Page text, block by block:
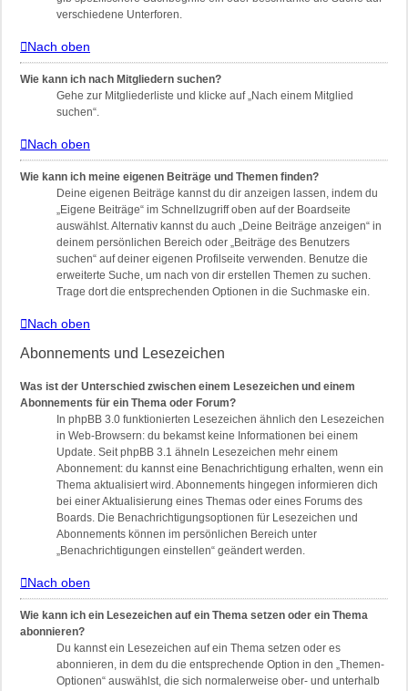
verschiedene Unterforen.
Nach oben
Wie kann ich nach Mitgliedern suchen?
Gehe zur Mitgliederliste und klicke auf „Nach einem Mitglied
suchen“.
Nach oben
Wie kann ich meine eigenen Beiträge und Themen finden?
Deine eigenen Beiträge kannst du dir anzeigen lassen, indem du
„Eigene Beiträge“ im Schnellzugriff oben auf der Boardseite
auswählst. Alternativ kannst du auch „Deine Beiträge anzeigen“ in
deinem persönlichen Bereich oder „Beiträge des Benutzers
suchen“ auf deiner eigenen Profilseite verwenden. Benutze die
erweiterte Suche, um nach von dir erstellen Themen zu suchen.
Trage dort die entsprechenden Optionen in die Suchmaske ein.
Nach oben
Abonnements und Lesezeichen
Was ist der Unterschied zwischen einem Lesezeichen und einem
Abonnements für ein Thema oder Forum?
In phpBB 3.0 funktionierten Lesezeichen ähnlich den Lesezeichen
in Web-Browsern: du bekamst keine Informationen bei einem
Update. Seit phpBB 3.1 ähneln Lesezeichen mehr einem
Abonnement: du kannst eine Benachrichtigung erhalten, wenn ein
Thema aktualisiert wird. Abonnements hingegen informieren dich
bei einer Aktualisierung eines Themas oder eines Forums des
Boards. Die Benachrichtigungsoptionen für Lesezeichen und
Abonnements können im persönlichen Bereich unter
„Benachrichtigungen einstellen“ geändert werden.
Nach oben
Wie kann ich ein Lesezeichen auf ein Thema setzen oder ein Thema
abonnieren?
Du kannst ein Lesezeichen auf ein Thema setzen oder es
abonnieren, in dem du die entsprechende Option in den „Themen-
Optionen“ auswählst, die sich normalerweise ober- und unterhalb